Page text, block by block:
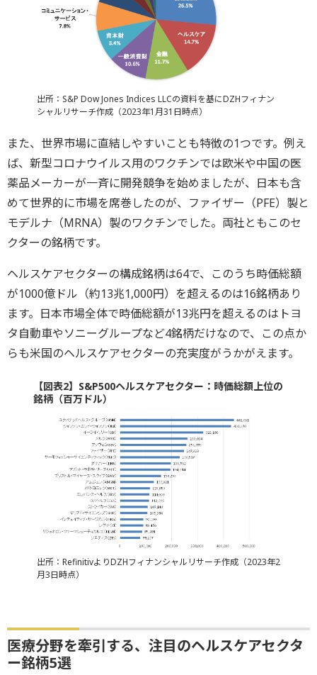
出所：S&P Dow Jones Indices LLCの資料を基にDZHフィナン
シャルリサーチ作成（2023年1月31日時点）
また、世界市場に直結しやすいことも特徴の1つです。例え
ば、新型コロナウイルス用のワクチンでは欧米や中国の医
薬品メーカーが一斉に開発競争を始めましたが、日本も含
めて世界的に市場を席巻したのが、ファイザー（PFE）製と
モデルナ（MRNA）製のワクチンでした。両社ともこのセ
クターの銘柄です。
ヘルスケアセクターの構成銘柄は64で、このうち時価総額
が1000億ドル（約13兆1,000円）を超えるのは16銘柄あり
ます。日本市場全体で時価総額が13兆円を超えるのはトヨ
タ自動車やソニーグループなど4銘柄だけなので、この点か
らも米国のヘルスケアセクターの充実度がうかがえます。
【図表2】S&P500ヘルスケアセクター：時価総額上位の
銘柄（百万ドル）
出所：RefinitivよりDZHフィナンシャルリサーチ作成（2023年2
月3日時点）
医療分野を牽引する、注目のヘルスケアセクタ
ー銘柄5選